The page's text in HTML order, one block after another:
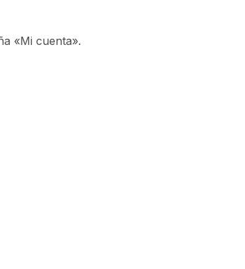
«Mi cuenta».